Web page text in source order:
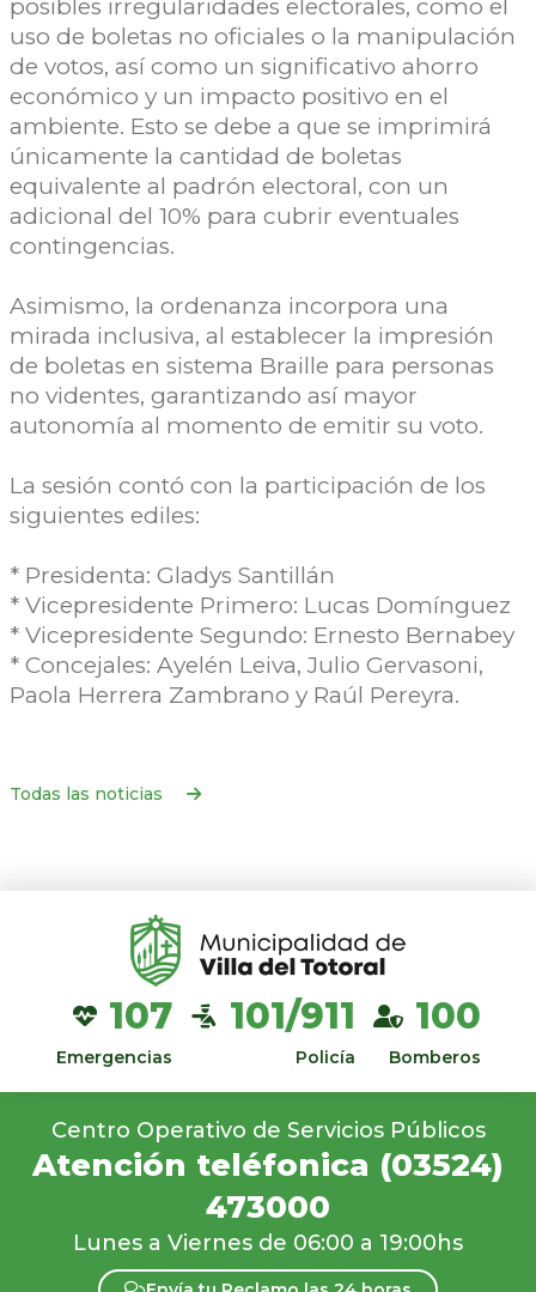
posibles irregularidades electorales, como el
uso de boletas no oficiales o la manipulación
de votos, así como un significativo ahorro
económico y un impacto positivo en el
ambiente. Esto se debe a que se imprimirá
únicamente la cantidad de boletas
equivalente al padrón electoral, con un
adicional del 10% para cubrir eventuales
contingencias.
Asimismo, la ordenanza incorpora una
mirada inclusiva, al establecer la impresión
de boletas en sistema Braille para personas
no videntes, garantizando así mayor
autonomía al momento de emitir su voto.
La sesión contó con la participación de los
siguientes ediles:
* Presidenta: Gladys Santillán
* Vicepresidente Primero: Lucas Domínguez
* Vicepresidente Segundo: Ernesto Bernabey
* Concejales: Ayelén Leiva, Julio Gervasoni,
Paola Herrera Zambrano y Raúl Pereyra.
Todas las noticias
107
Emergencias
101/911
Policía
100
Bomberos
Centro Operativo de Servicios Públicos
Atención teléfonica (03524)
473000
Lunes a Viernes de 06:00 a 19:00hs